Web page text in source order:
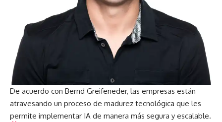
De acuerdo con Bernd Greifeneder, las empresas están
atravesando un proceso de madurez tecnológica que les
permite implementar IA de manera más segura y escalable.